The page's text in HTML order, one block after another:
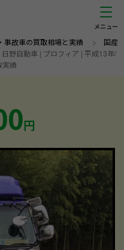
事故車の買取相場と実績 > 国産
日野自動車 | プロフィア | 平成13年/
実績
円